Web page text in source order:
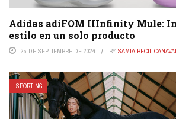
Adidas adiFOM IIInfinity Mule:
estilo en un solo producto
25 DE SEPTIEMBRE DE 2024 BY SAMIA BECIL
SPORTING